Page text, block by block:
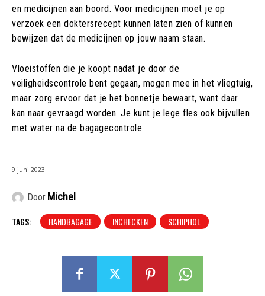
en medicijnen aan boord. Voor medicijnen moet je op
verzoek een doktersrecept kunnen laten zien of kunnen
bewijzen dat de medicijnen op jouw naam staan.
Vloeistoffen die je koopt nadat je door de
veiligheidscontrole bent gegaan, mogen mee in het vliegtuig,
maar zorg ervoor dat je het bonnetje bewaart, want daar
kan naar gevraagd worden. Je kunt je lege fles ook bijvullen
met water na de bagagecontrole.
9 juni 2023
Door Michel
TAGS:
HANDBAGAGE INCHECKEN SCHIPHOL